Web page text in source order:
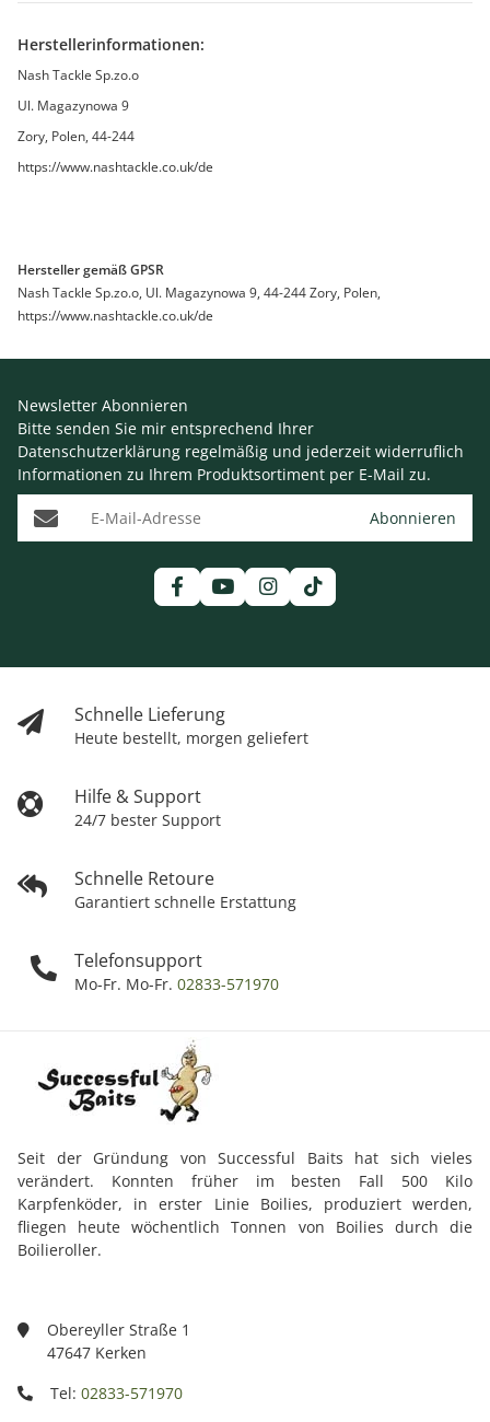
Herstellerinformationen:
Nash Tackle Sp.zo.o
Ul. Magazynowa 9
Zory, Polen, 44-244
https://www.nashtackle.co.uk/de
Hersteller gemäß GPSR
Nash Tackle Sp.zo.o, Ul. Magazynowa 9, 44-244 Zory, Polen,
https://www.nashtackle.co.uk/de
Schnelle Lieferung
Heute bestellt, morgen geliefert
Hilfe & Support
24/7 bester Support
Schnelle Retoure
Garantiert schnelle Erstattung
Telefonsupport
Mo-Fr. Mo-Fr. 02833-571970
Newsletter Abonnieren
Bitte senden Sie mir entsprechend Ihrer
Datenschutzerklärung regelmäßig und jederzeit widerruflich
Informationen zu Ihrem Produktsortiment per E-Mail zu.
E-Mail-Adresse Abonnieren
Seit der Gründung von Successful Baits hat sich vieles
verändert. Konnten früher im besten Fall 500 Kilo
Karpfenköder, in erster Linie Boilies, produziert werden,
fliegen heute wöchentlich Tonnen von Boilies durch die
Boilieroller.
Obereyller Straße 1
47647 Kerken
Tel: 02833-571970